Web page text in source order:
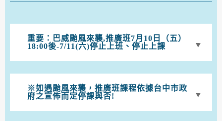
重要：巴威颱風來襲,推廣班7月10日（五）
18:00後-7/11(六)停止上班、停止上課
※如遇颱風來襲，推廣班課程依據台中市政
府之宣佈而定停課與否!